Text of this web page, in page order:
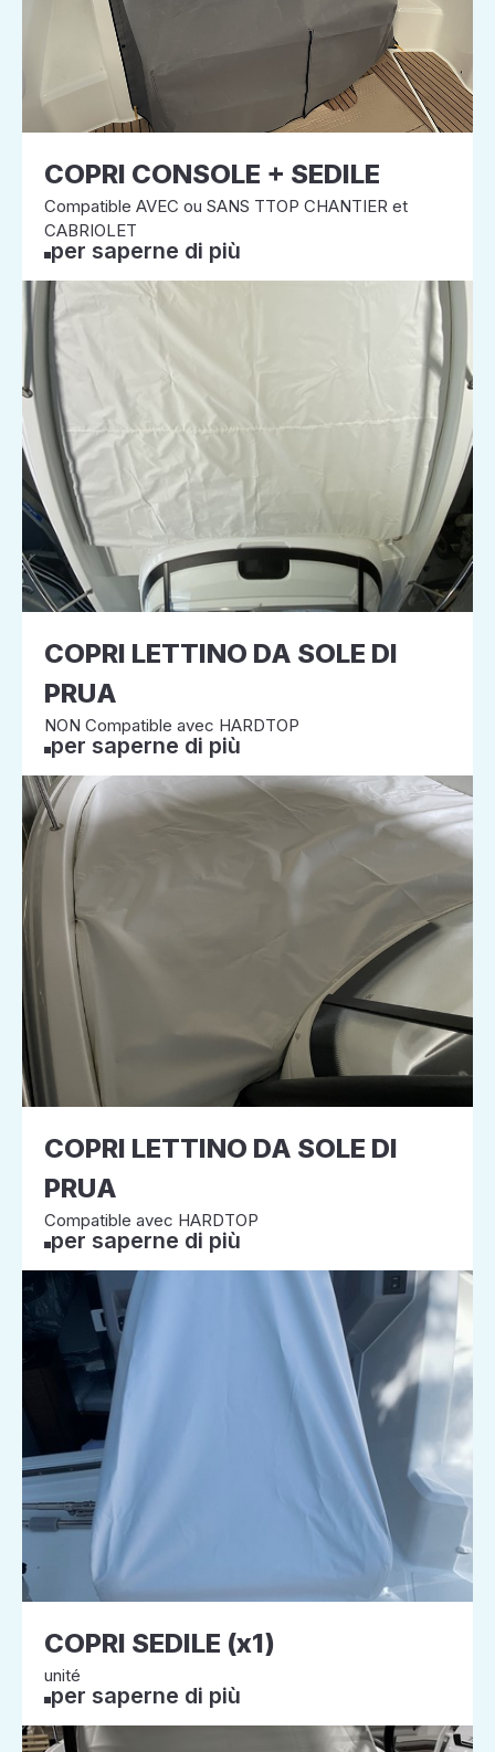
COPRI CONSOLE + SEDILE
Compatible AVEC ou SANS TTOP CHANTIER et
CABRIOLET
per saperne di più
COPRI LETTINO DA SOLE DI
PRUA
NON Compatible avec HARDTOP
per saperne di più
COPRI LETTINO DA SOLE DI
PRUA
Compatible avec HARDTOP
per saperne di più
COPRI SEDILE (x1)
unité
per saperne di più